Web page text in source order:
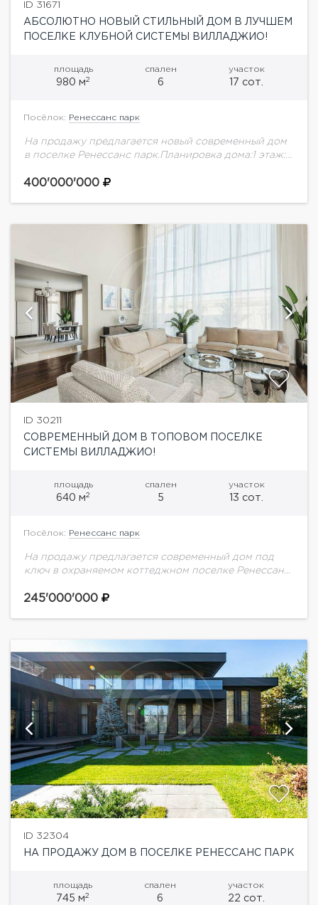
ID 31671
АБСОЛЮТНО НОВЫЙ СТИЛЬНЫЙ ДОМ В ЛУЧШЕМ
ПОСЕЛКЕ КЛУБНОЙ СИСТЕМЫ ВИЛЛАДЖИО!
площадь
980 м2
спален
6
участок
17 сот.
Посёлок: Ренессанс парк
На продажу предлагается новый современный дом
в поселке Ренессанс парк.Планировка дома:1 этаж:
спальня с гардеробом и с/у, гостевой с/у,
400'000'000
ID 30211
СОВРЕМЕННЫЙ ДОМ В ТОПОВОМ ПОСЕЛКЕ
СИСТЕМЫ ВИЛЛАДЖИО!
площадь
640 м2
спален
5
участок
13 сот.
Посёлок: Ренессанс парк
На продажу предлагается современный дом под
ключ в охраняемом коттеджном поселке Ренессанс
вторым светом, кухня и столовая с выходом на...
245'000'000
ID 32304
НА ПРОДАЖУ ДОМ В ПОСЕЛКЕ РЕНЕССАНС ПАРК
площадь
745 м2
спален
6
участок
22 сот.